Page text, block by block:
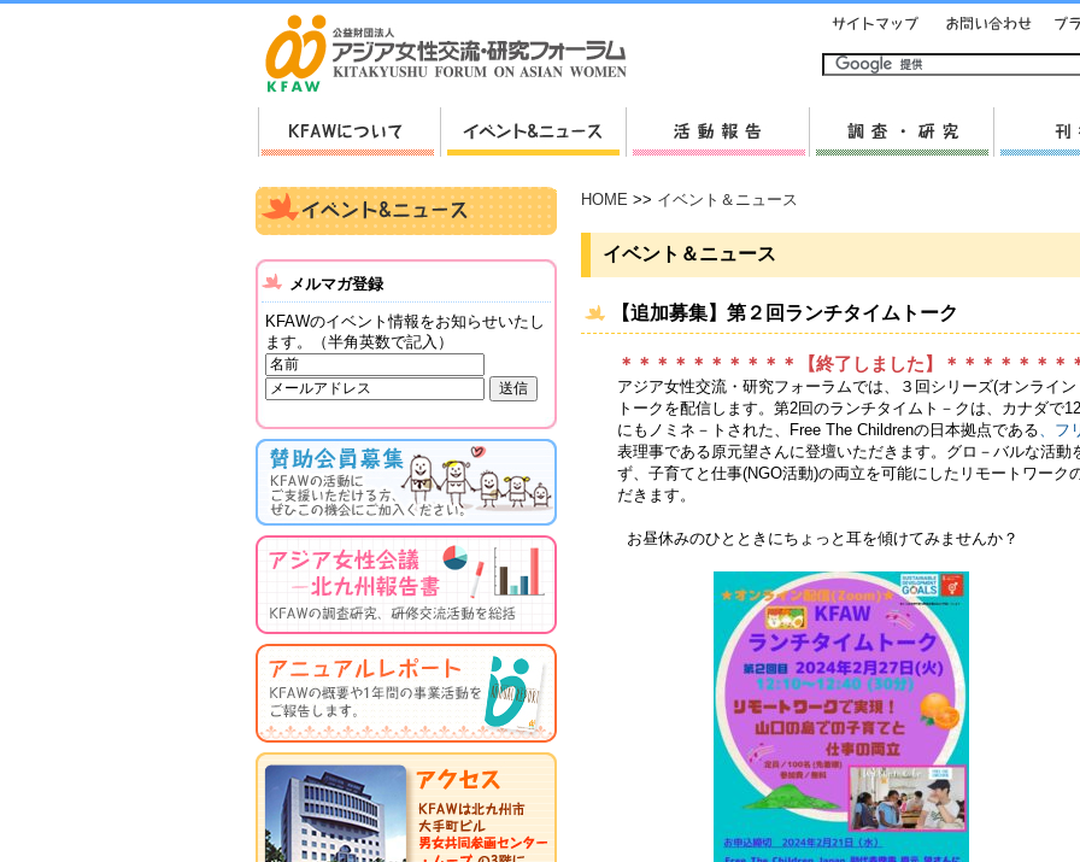
HOME >> イベント＆ニュース
イベント＆ニュース
【追加募集】第２回ランチタイムトーク
＊＊＊＊＊＊＊＊＊＊【終了しました】＊＊＊＊＊＊＊
アジア女性交流・研究フォーラムでは、３回シリーズ(オンライ
トークを配信します。第2回のランチタイムト－クは、カナダで
にもノミネ－トされた、Free The Childrenの日本拠点である 、
表理事である原元望さんに登壇いただきます。グロ－バルな活動
ず、子育てと仕事(NGO活動)の両立を可能にしたリモートワーク
だきます。
お昼休みのひとときにちょっと耳を傾けてみませんか？
メルマガ登録
KFAWのイベント情報をお知らせいたし
ます。（半角英数で記入）